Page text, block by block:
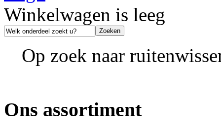
Winkelwagen is leeg
Op zoek naar
Ons assortiment